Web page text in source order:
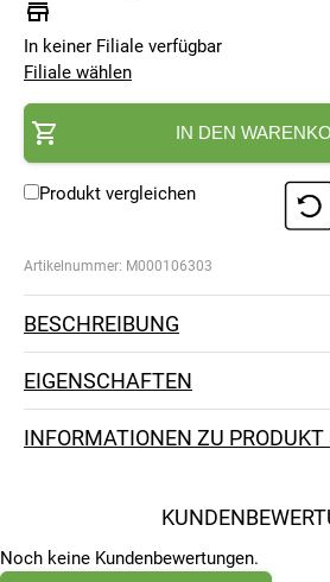
In keiner Filiale verfügbar
Filiale wählen
IN DEN
Produkt vergleichen
Artikelnummer: M000106303
BESCHREIBUNG
EIGENSCHAFTEN
INFORMATIONEN ZU
Noch keine Kundenbewertungen.